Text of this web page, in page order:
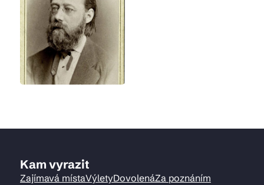
Kam vyrazit
Zajímavá místaVýletyDovolenáZa poznáním